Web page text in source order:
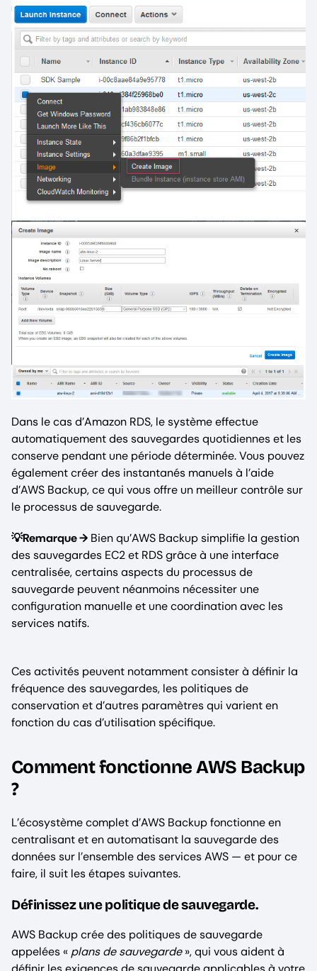
Dans le cas d’Amazon RDS, le système effectue
automatiquement des sauvegardes quotidiennes et les
conserve pendant une période déterminée. Vous pouvez
également créer des instantanés manuels à l’aide
d’AWS Backup, ce qui vous offre un meilleur contrôle sur
le processus de sauvegarde.
💡Remarque → Bien qu’AWS Backup simplifie la gestion
des sauvegardes EC2 et RDS grâce à une interface
centralisée, certains aspects du processus de
sauvegarde peuvent néanmoins nécessiter une
configuration manuelle et une coordination avec les
services natifs.
Ces activités peuvent notamment consister à définir la
fréquence des sauvegardes, les politiques de
conservation et d’autres paramètres qui varient en
fonction du cas d’utilisation spécifique.
Comment fonctionne AWS Backup
?
L’écosystème complet d’AWS Backup fonctionne en
centralisant et en automatisant la sauvegarde des
données sur l’ensemble des services AWS — et pour ce
faire, il suit les étapes suivantes.
Définissez une politique de sauvegarde.
AWS Backup crée des politiques de sauvegarde
appelées « plans de sauvegarde», qui vous aident à